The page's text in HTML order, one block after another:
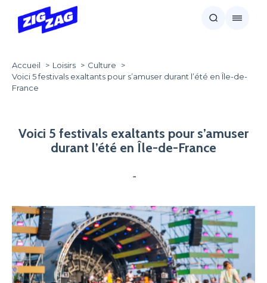
Accueil Loisirs
Culture
Voici 5 festivals exaltants pour s’amuser durant l’été en Île-de-
France
Voici 5 festivals exaltants pour s’amuser
durant l’été en Île-de-France
-